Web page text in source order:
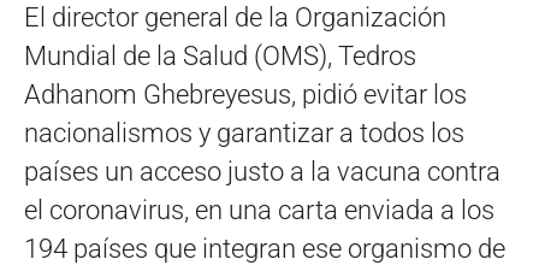
El director general de la Organización
Mundial de la Salud (OMS), Tedros
Adhanom Ghebreyesus, pidió evitar los
nacionalismos y garantizar a todos los
países un acceso justo a la vacuna contra
el coronavirus, en una carta enviada a los
194 países que integran ese organismo de